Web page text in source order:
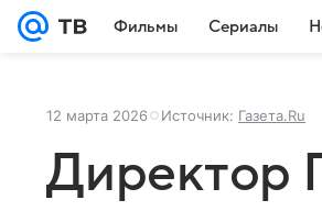
Фильмы Сериалы
12 марта 2026 Источник: Газета.Ru
Директор